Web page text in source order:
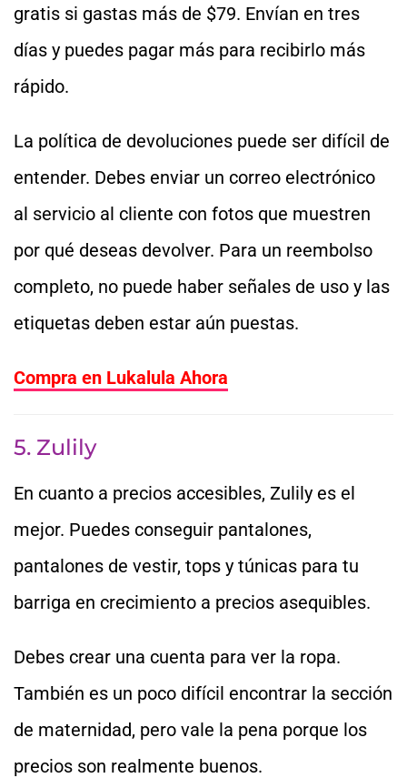
gratis si gastas más de $79. Envían en tres
días y puedes pagar más para recibirlo más
rápido.
La política de devoluciones puede ser difícil de
entender. Debes enviar un correo electrónico
al servicio al cliente con fotos que muestren
por qué deseas devolver. Para un reembolso
completo, no puede haber señales de uso y las
etiquetas deben estar aún puestas.
Compra en Lukalula Ahora
5. Zulily
En cuanto a precios accesibles, Zulily es el
mejor. Puedes conseguir pantalones,
pantalones de vestir, tops y túnicas para tu
barriga en crecimiento a precios asequibles.
Debes crear una cuenta para ver la ropa.
También es un poco difícil encontrar la sección
de maternidad, pero vale la pena porque los
precios son realmente buenos.